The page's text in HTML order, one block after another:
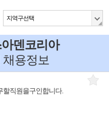
지역구선택
덴코리아
용정보
직원을구인합니다.